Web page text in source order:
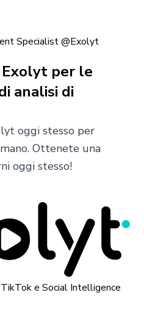
Specialist @Exolyt
per le
analisi di
oggi stesso per
Ottenete una
oggi stesso!
e Social Intelligence